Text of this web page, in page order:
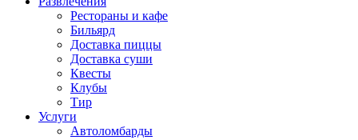
Рестораны и кафе
Бильярд
Доставка пиццы
Доставка суши
Квесты
Клубы
Тир
Услуги
Автоломбарды